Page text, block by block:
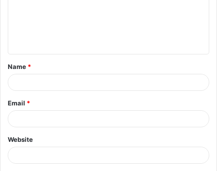
t
*
Name *
Email *
Website